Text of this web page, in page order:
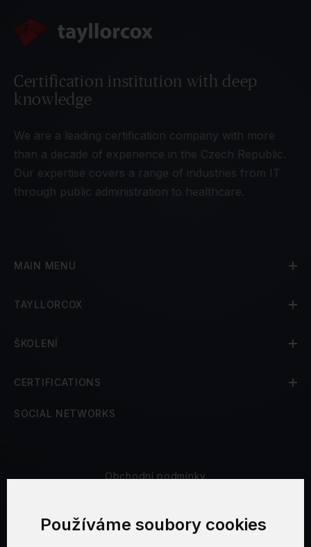
Používáme soubory cookies
Certification institution with deep
knowledge
We are a leading certification company with more
than a decade of experience in the Czech Republic.
Our expertise covers a range of industries from IT
through public administration to healthcare.
MAIN MENU
TAYLLORCOX
ŠKOLENÍ
CERTIFICATIONS
SOCIAL NETWORKS
Obchodní podmínky